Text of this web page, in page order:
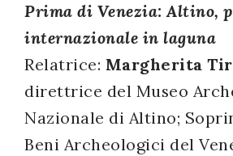
Prima di Venezia: Altino,
internazionale in laguna
Relatrice: Margherita
direttrice del Museo
Nazionale di Altino;
Beni Archeologici del
successo!